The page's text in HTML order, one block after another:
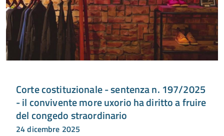
Corte costituzionale - sentenza n. 197/2025
- il convivente more uxorio ha diritto a fruire
del congedo straordinario
24 dicembre 2025